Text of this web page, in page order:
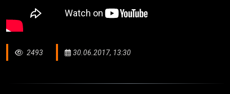
2493 30.06.2017, 13:30